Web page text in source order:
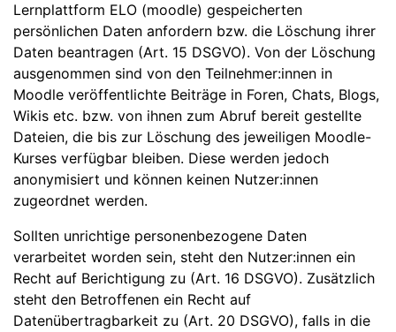
Lernplattform ELO (moodle) gespeicherten
persönlichen Daten anfordern bzw. die Löschung ihrer
Daten beantragen (Art. 15 DSGVO). Von der Löschung
ausgenommen sind von den Teilnehmer:innen in
Moodle veröffentlichte Beiträge in Foren, Chats, Blogs,
Wikis etc. bzw. von ihnen zum Abruf bereit gestellte
Dateien, die bis zur Löschung des jeweiligen Moodle-
Kurses verfügbar bleiben. Diese werden jedoch
anonymisiert und können keinen Nutzer:innen
zugeordnet werden.
Sollten unrichtige personenbezogene Daten
verarbeitet worden sein, steht den Nutzer:innen ein
Recht auf Berichtigung zu (Art. 16 DSGVO). Zusätzlich
steht den Betroffenen ein Recht auf
Datenübertragbarkeit zu (Art. 20 DSGVO), falls in die